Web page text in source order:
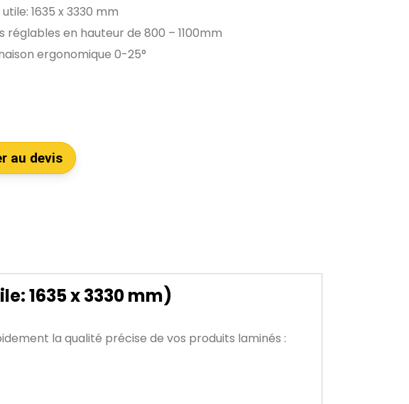
utile: 1635 x 3330 mm
réglables en hauteur de 800 – 1100mm
ergonomique 0-25°
au devis
1635 x 3330 mm)
la qualité précise de vos produits laminés :